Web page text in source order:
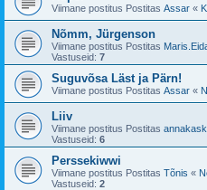
Viimane postitus Postitas Assar «
Nõmm, Jürgenson
Viimane postitus Postitas
Vastuseid: 7
Suguvõsa Läst ja Pärn!
Viimane postitus Postitas Assar «
Liiv
Viimane postitus Postitas annakask
Vastuseid: 6
Perssekiwwi
Viimane postitus Postitas Tõnis «
Vastuseid: 2